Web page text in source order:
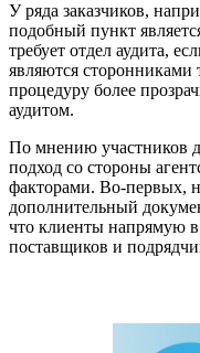
У ряда заказчиков,
подобный пункт
требует отдел аудита,
являются сторонниками
процедуру более
аудитом.
По мнению участников
подход со стороны
факторами. Во-первых,
дополнительный
что клиенты напрямую в
поставщиков и